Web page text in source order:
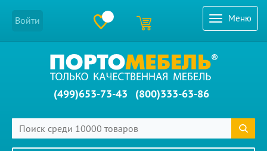
Меню
Войти
(499)653-73-43 (800)333-63-86